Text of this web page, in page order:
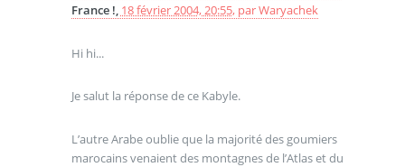
France !, 18 février 2004, 20:55, parWaryachek
Hi hi...
Je salut la réponse de ce Kabyle.
L’autre Arabe oublie que la majorité des goumiers
marocains venaient des montagnes de l’Atlas et du